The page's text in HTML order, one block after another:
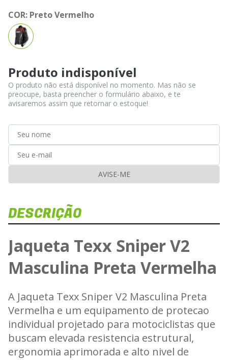
COR: Preto Vermelho
Produto indisponível
O produto não está disponível no momento. Mas não se
preocupe, basta preencher o formulário abaixo, e te
avisaremos assim que retornar o estoque!
AVISE-ME
DESCRIÇÃO
Jaqueta Texx Sniper V2
Masculina Preta Vermelha
A Jaqueta Texx Sniper V2 Masculina Preta
Vermelha e um equipamento de protecao
individual projetado para motociclistas que
buscam elevada resistencia estrutural,
ergonomia aprimorada e alto nivel de